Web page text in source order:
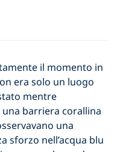
il momento in
era solo un luogo
mentre
barriera corallina
una
sforzo nell’acqua blu